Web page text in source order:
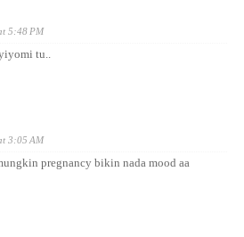
5:48 PM
tu..
3:05 AM
pregnancy bikin nada mood aa